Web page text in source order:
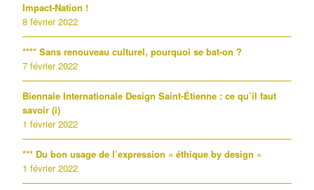
Impact-Nation !
8 février 2022
**** Sans renouveau culturel, pourquoi se bat-on ?
7 février 2022
Biennale Internationale Design Saint-Étienne : ce qu’il faut
savoir (i)
1 février 2022
*** Du bon usage de l’expression « éthique by design »
1 février 2022